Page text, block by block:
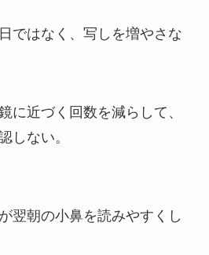
ではなく、写しを増やさな
に近づく回数を減らして、
しない。
翌朝の小鼻を読みやすくし